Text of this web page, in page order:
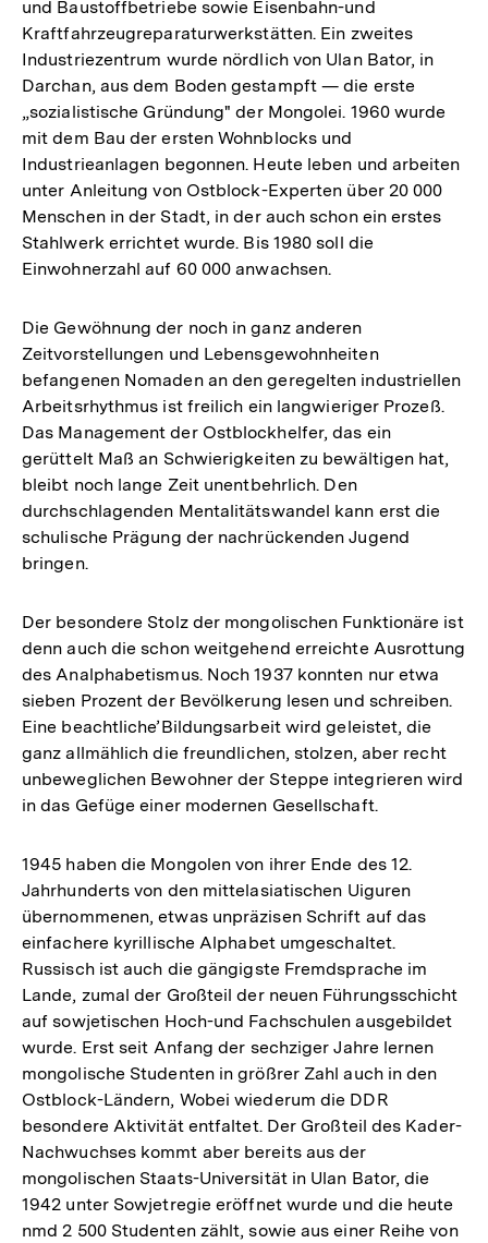
und Baustoffbetriebe sowie Eisenbahn-und
Kraftfahrzeugreparaturwerkstätten. Ein zweites
Industriezentrum wurde nördlich von Ulan Bator, in
Darchan, aus dem Boden gestampft — die erste
„sozialistische Gründung" der Mongolei. 1960 wurde
mit dem Bau der ersten Wohnblocks und
Industrieanlagen begonnen. Heute leben und arbeiten
unter Anleitung von Ostblock-Experten über 20 000
Menschen in der Stadt, in der auch schon ein erstes
Stahlwerk errichtet wurde. Bis 1980 soll die
Einwohnerzahl auf 60 000 anwachsen.
Die Gewöhnung der noch in ganz anderen
Zeitvorstellungen und Lebensgewohnheiten
befangenen Nomaden an den geregelten industriellen
Arbeitsrhythmus ist freilich ein langwieriger Prozeß.
Das Management der Ostblockhelfer, das ein
gerüttelt Maß an Schwierigkeiten zu bewältigen hat,
bleibt noch lange Zeit unentbehrlich. Den
durchschlagenden Mentalitätswandel kann erst die
schulische Prägung der nachrückenden Jugend
bringen.
Der besondere Stolz der mongolischen Funktionäre ist
denn auch die schon weitgehend erreichte Ausrottung
des Analphabetismus. Noch 1937 konnten nur etwa
sieben Prozent der Bevölkerung lesen und schreiben.
Eine beachtliche’Bildungsarbeit wird geleistet, die
ganz allmählich die freundlichen, stolzen, aber recht
unbeweglichen Bewohner der Steppe integrieren wird
in das Gefüge einer modernen Gesellschaft.
1945 haben die Mongolen von ihrer Ende des 12.
Jahrhunderts von den mittelasiatischen Uiguren
übernommenen, etwas unpräzisen Schrift auf das
einfachere kyrillische Alphabet umgeschaltet.
Russisch ist auch die gängigste Fremdsprache im
Lande, zumal der Großteil der neuen Führungsschicht
auf sowjetischen Hoch-und Fachschulen ausgebildet
wurde. Erst seit Anfang der sechziger Jahre lernen
mongolische Studenten in größrer Zahl auch in den
Ostblock-Ländern, Wobei wiederum die DDR
besondere Aktivität entfaltet. Der Großteil des Kader-
Nachwuchses kommt aber bereits aus der
mongolischen Staats-Universität in Ulan Bator, die
1942 unter Sowjetregie eröffnet wurde und die heute
nmd 2 500 Studenten zählt, sowie aus einer Reihe von